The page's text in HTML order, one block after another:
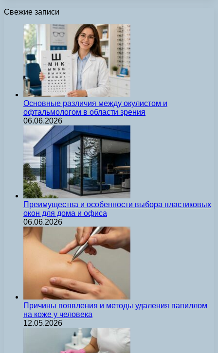
Свежие записи
Основные различия между окулистом и
офтальмологом в области зрения
06.06.2026
Преимущества и особенности выбора пластиковых
окон для дома и офиса
06.06.2026
Причины появления и методы удаления папиллом
на коже у человека
12.05.2026